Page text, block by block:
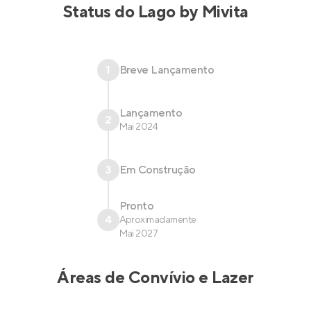
Status do Lago by Mivita
1 Breve Lançamento
2 Lançamento
Mai 2024
3 Em Construção
4
Pronto
Aproximadamente
Mai 2027
Áreas de Convívio e Lazer